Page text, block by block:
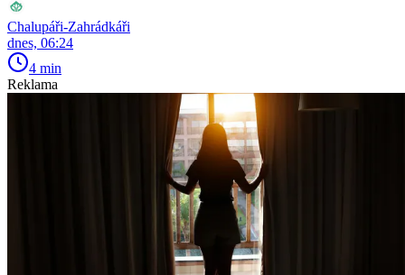
Chalupáři-Zahrádkáři
dnes, 06:24
4 min
Reklama